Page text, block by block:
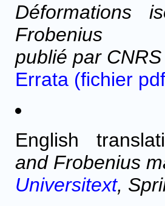
Déformations
Frobenius
publié par
Errata (fichier
English
and Frobenius
Universitext,